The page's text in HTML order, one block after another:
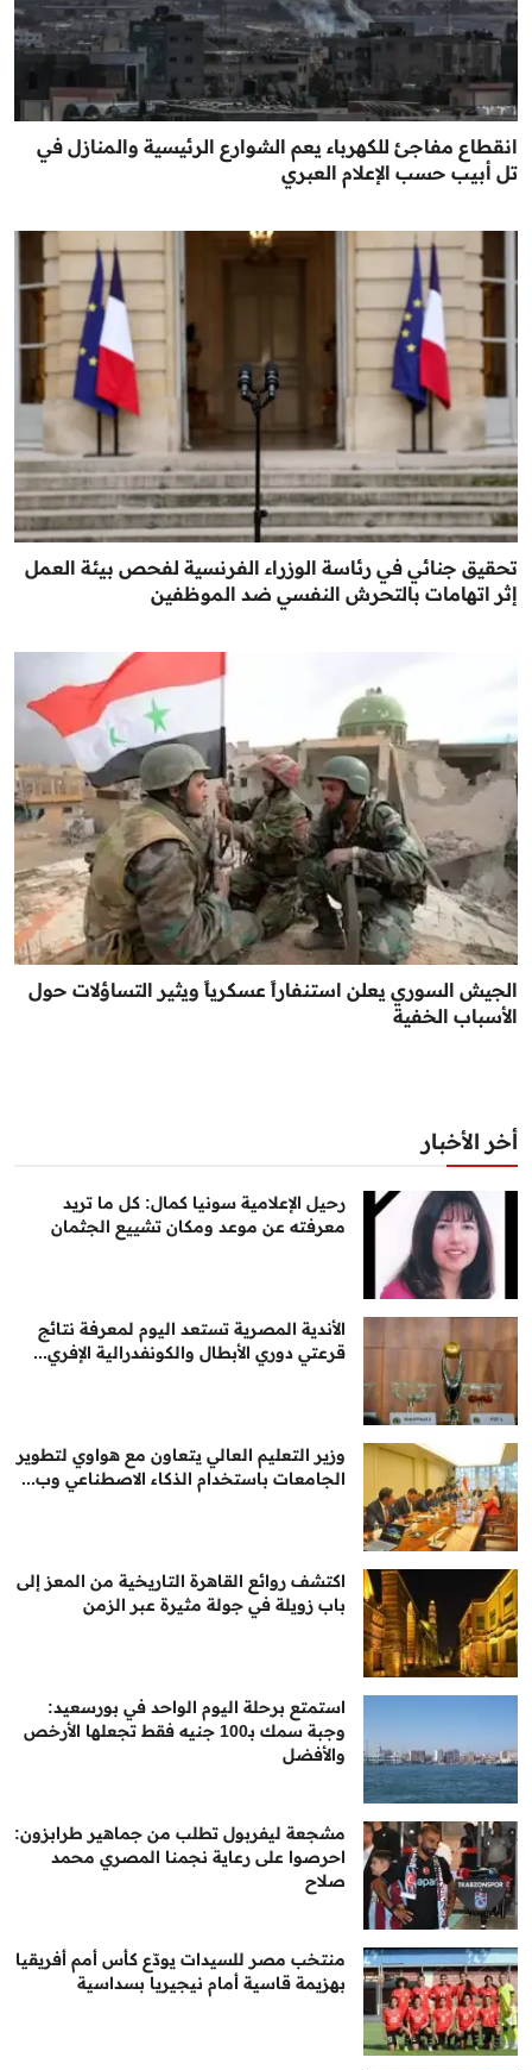
انقطاع مفاجئ للكهرباء يعم الشوارع الرئيسية والمنازل في
تل أبيب حسب الإعلام العبري
تحقيق جنائي في رئاسة الوزراء الفرنسية لفحص بيئة العمل
إثر اتهامات بالتحرش النفسي ضد الموظفين
الجيش السوري يعلن استنفاراً عسكرياً ويثير التساؤلات حول
الأسباب الخفية
أخر الأخبار
رحيل الإعلامية سونيا كمال: كل ما تريد
معرفته عن موعد ومكان تشييع الجثمان
الأندية المصرية تستعد اليوم لمعرفة نتائج
قرعتي دوري الأبطال والكونفدرالية الإفري...
وزير التعليم العالي يتعاون مع هواوي لتطوير
الجامعات باستخدام الذكاء الاصطناعي وب...
اكتشف روائع القاهرة التاريخية من المعز إلى
باب زويلة في جولة مثيرة عبر الزمن
استمتع برحلة اليوم الواحد في بورسعيد:
وجبة سمك بـ100 جنيه فقط تجعلها الأرخص
والأفضل
مشجعة ليفربول تطلب من جماهير طرابزون:
احرصوا على رعاية نجمنا المصري محمد
صلاح
منتخب مصر للسيدات يودّع كأس أمم أفريقيا
بهزيمة قاسية أمام نيجيريا بسداسية